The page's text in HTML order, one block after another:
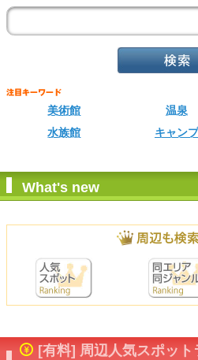
美術館 温泉
水族館
キャンプ
What's new
[有料] 周辺人気スポット